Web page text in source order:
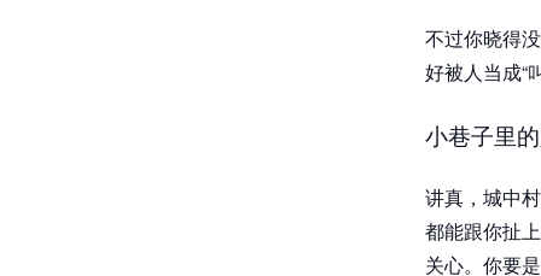
不过你晓得
好被人当成“
小巷子里
讲真，城中
都能跟你扯
关心。你要